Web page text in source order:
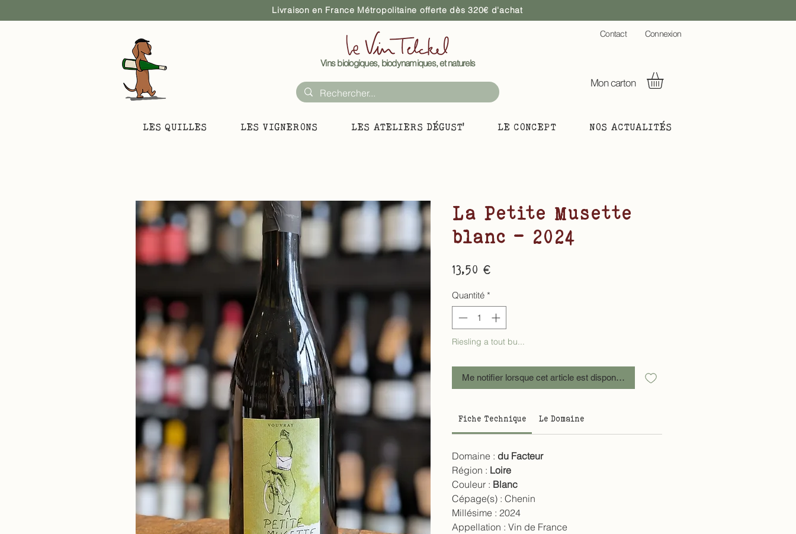
Livraison en France Métropolitaine offerte dès 320€ d'achat
Vins biologiques, biodynamiques, et naturels
Contact Connexion
Mon carton
LES QUILLES LES VIGNERONS LES ATELIERS DÉGUST' LE CONCEPT NOS ACTUALITÉS
La Petite Musette
blanc - 2024
13,50 €Prix
Quantité *
Riesling a tout bu...
Me notifier lorsque cet article est disponible
Fiche Technique Le Domaine
Domaine : du Facteur
Région : Loire
Couleur : Blanc
Cépage(s) : Chenin
Millésime : 2024
Appellation : Vin de France